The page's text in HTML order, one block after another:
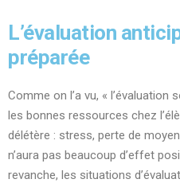
L’évaluation
préparée
Comme on l’a vu, «
les bonnes ressources chez
délétère : stress, perte de
n’aura pas beaucoup d’effet
revanche, les situations